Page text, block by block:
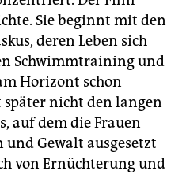
Sie beginnt mit den
deren Leben sich
Schwimmtraining und
Horizont schon
später nicht den langen
auf dem die Frauen
und Gewalt ausgesetzt
von Ernüchterung und